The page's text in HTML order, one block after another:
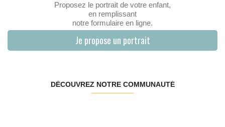
Proposez le portrait de votre enfant,
en remplissant
notre formulaire en ligne.
Je propose un portrait
DÉCOUVREZ NOTRE COMMUNAUTÉ